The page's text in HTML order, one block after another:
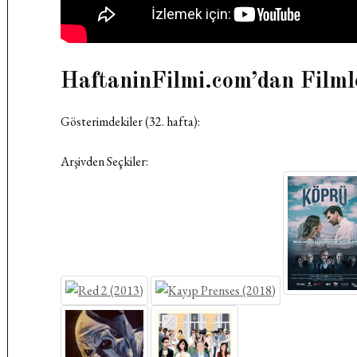
HaftaninFilmi.com’dan
Gösterimdekiler (32. hafta):
Arşivden Seçkiler: